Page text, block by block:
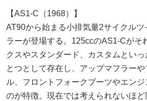
【AS1-C（1968）】
AT90から始まる小排気量2サイクル
ラーが登場する。125ccのAS1-Cがそ
クスやスタンダード、カスタムとい
とつとして存在し、アップマフラー
ル、フロントフォークブーツやエン
のが特徴。現在では考えられないほ